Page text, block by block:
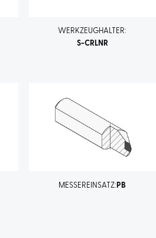
WERKZEUGHALTER:
S-CRLNR
MESSEREINSATZ: PB